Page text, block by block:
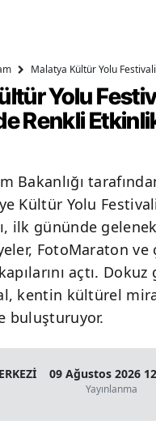
Malatya Kültür Yolu
Yolu
Renkli
Bakanlığı
Kültür Yolu
ilk gününde
FotoMaraton ve
açtı. Dokuz
kentin kültürel
buluşturuyor.
09 Ağustos 2026
Yayınlanma